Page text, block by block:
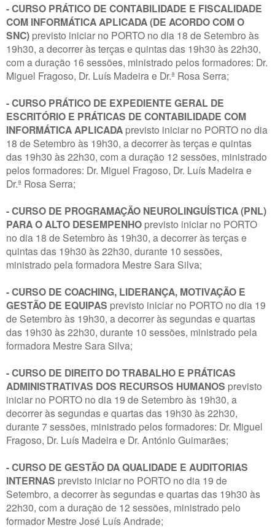
- CURSO PRÁTICO DE CONTABILIDADE E FISCALIDADE
COM INFORMÁTICA APLICADA (DE ACORDO COM O
SNC) previsto iniciar no PORTO no dia 18 de Setembro às
19h30, a decorrer às terças e quintas das 19h30 às 22h30,
com a duração 16 sessões, ministrado pelos formadores: Dr.
Miguel Fragoso, Dr. Luís Madeira e Dr.ª Rosa Serra;
- CURSO PRÁTICO DE EXPEDIENTE GERAL DE
ESCRITÓRIO E PRÁTICAS DE CONTABILIDADE COM
INFORMÁTICA APLICADA previsto iniciar no PORTO no dia
18 de Setembro às 19h30, a decorrer às terças e quintas
das 19h30 às 22h30, com a duração 12 sessões, ministrado
pelos formadores: Dr. Miguel Fragoso, Dr. Luís Madeira e
Dr.ª Rosa Serra;
- CURSO DE PROGRAMAÇÃO NEUROLINGUÍSTICA (PNL)
PARA O ALTO DESEMPENHO previsto iniciar no PORTO
no dia 18 de Setembro às 19h30, a decorrer às terças e
quintas das 19h30 às 22h30, durante 10 sessões,
ministrado pela formadora Mestre Sara Silva;
- CURSO DE COACHING, LIDERANÇA, MOTIVAÇÃO E
GESTÃO DE EQUIPAS previsto iniciar no PORTO no dia 19
de Setembro às 19h30, a decorrer às segundas e quartas
das 19h30 às 22h30, durante 10 sessões, ministrado pela
formadora Mestre Sara Silva;
- CURSO DE DIREITO DO TRABALHO E PRÁTICAS
ADMINISTRATIVAS DOS RECURSOS HUMANOS previsto
iniciar no PORTO no dia 19 de Setembro às 19h30, a
decorrer às segundas e quartas das 19h30 às 22h30,
durante 7 sessões, ministrado pelos formadores: Dr. Miguel
Fragoso, Dr. Luís Madeira e Dr. António Guimarães;
- CURSO DE GESTÃO DA QUALIDADE E AUDITORIAS
INTERNAS previsto iniciar no PORTO no dia 19 de
Setembro, a decorrer às segundas e quartas das 19h30 às
22h30, com a duração de 12 sessões, ministrado pelo
formador Mestre José Luís Andrade;